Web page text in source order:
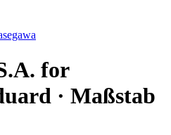
for
· Maßstab